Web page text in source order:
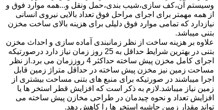
وسیستم آن،کف سازی،شیب بندی،حمل ونقل و...همه موارد فوق و
از همه مهمتر برای اجرای مراحل فوق تعداد بالایی نیروی انسانی
نیازدارد که تمامی موارد فوق دلیلی برای هزینه بالای ساخت مخزن
بتنی میباشد.
علاوه بر هزینه ساخت از نظر زمانبندی آماده سازی و احداث مخزن
بتنی در بهترین شرایط حداقل به 25 روز زمان نیاز دارد درصورتیکه
اجرای کامل مخزن پیش ساخته حداکثر 4 روززمان می برد.از نظر
مساحت زمین نیز مخزن پیش ساخته در حداقل متراژ زمین قابل
اجرا میباشند در صورتیکه برای منبع های بتنی مساحت بیشتری از
زمین نیاز میباشد.لازم به ذکر است که افزایش قطر استخر ها یا
افزایش تعداد و نحوه چیدمان در طراحی مخازن پیش ساخته می
تواند مقدار زمین حاشیه استخر ها را کاهش دهد.